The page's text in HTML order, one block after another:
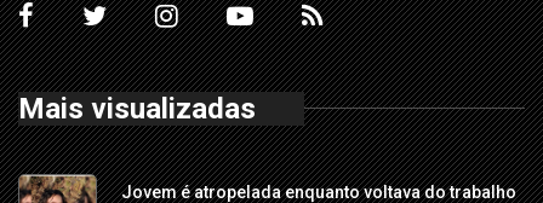
Mais visualizadas
Jovem é atropelada enquanto voltava do trabalho